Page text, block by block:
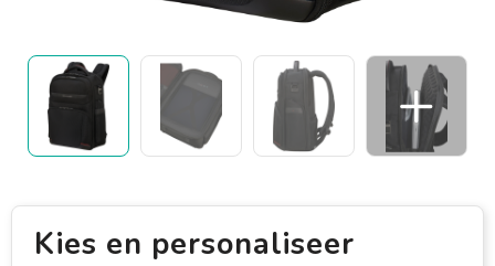
Kies en personaliseer